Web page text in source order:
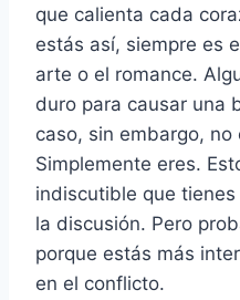
que calienta cada
estás así, siempre es
arte o el romance.
duro para causar una
caso, sin embargo,
Simplemente eres.
indiscutible que
la discusión. Pero
porque estás más
en el conflicto.